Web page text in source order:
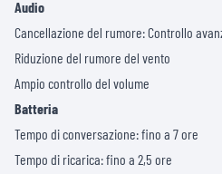
Audio
Cancellazione del rumore: Controllo
Riduzione del rumore del vento
Ampio controllo del volume
Batteria
Tempo di conversazione: fino a 7 ore
Tempo di ricarica: fino a 2,5 ore